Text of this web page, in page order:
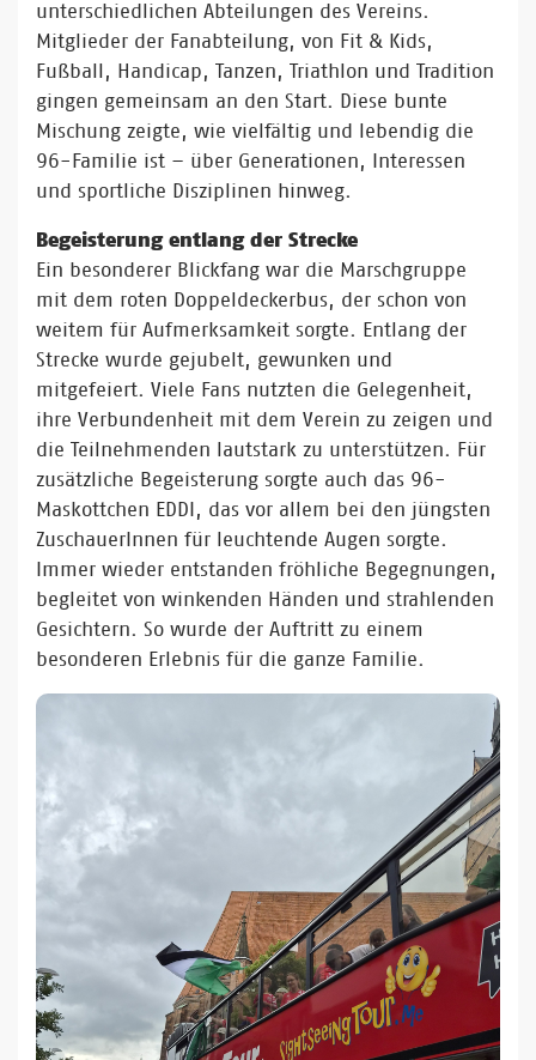
unterschiedlichen Abteilungen des Vereins.
Mitglieder der Fanabteilung, von Fit & Kids,
Fußball, Handicap, Tanzen, Triathlon und Tradition
gingen gemeinsam an den Start. Diese bunte
Mischung zeigte, wie vielfältig und lebendig die
96-Familie ist – über Generationen, Interessen
und sportliche Disziplinen hinweg.
Begeisterung entlang der Strecke
Ein besonderer Blickfang war die Marschgruppe
mit dem roten Doppeldeckerbus, der schon von
weitem für Aufmerksamkeit sorgte. Entlang der
Strecke wurde gejubelt, gewunken und
mitgefeiert. Viele Fans nutzten die Gelegenheit,
ihre Verbundenheit mit dem Verein zu zeigen und
die Teilnehmenden lautstark zu unterstützen. Für
zusätzliche Begeisterung sorgte auch das 96-
Maskottchen EDDI, das vor allem bei den jüngsten
ZuschauerInnen für leuchtende Augen sorgte.
Immer wieder entstanden fröhliche Begegnungen,
begleitet von winkenden Händen und strahlenden
Gesichtern. So wurde der Auftritt zu einem
besonderen Erlebnis für die ganze Familie.